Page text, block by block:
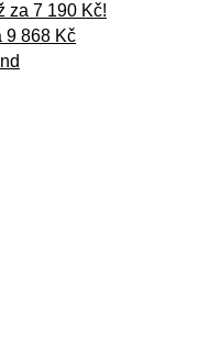
za 7 190 Kč!
9 868 Kč